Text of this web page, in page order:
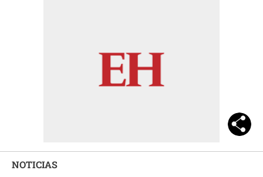
NOTICIAS